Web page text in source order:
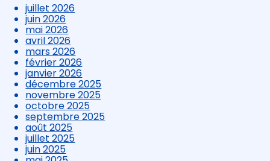
juillet 2026
juin 2026
mai 2026
avril 2026
mars 2026
février 2026
janvier 2026
décembre 2025
novembre 2025
octobre 2025
septembre 2025
août 2025
juillet 2025
juin 2025